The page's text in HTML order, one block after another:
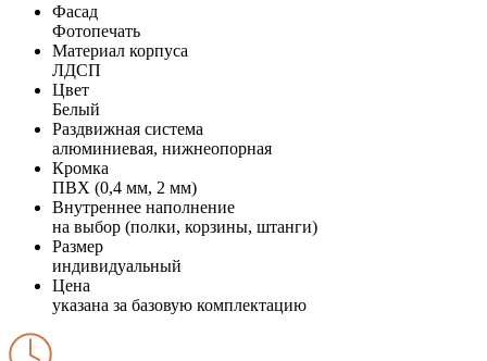
Фасад
Фотопечать
Материал корпуса
ЛДСП
Цвет
Белый
Раздвижная система
алюминиевая, нижнеопорная
Кромка
ПВХ (0,4 мм, 2 мм)
Внутреннее наполнение
на выбор (полки, корзины, штанги)
Размер
индивидуальный
Цена
указана за базовую комплектацию